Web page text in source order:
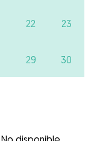
22 23
29 30